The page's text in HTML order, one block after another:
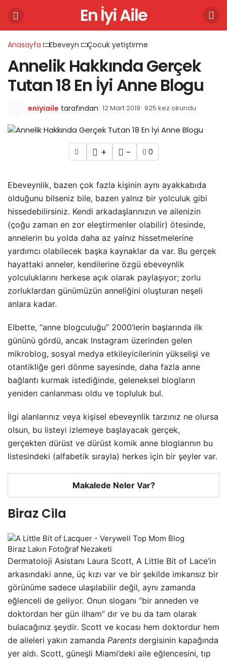
En İyi Aile
Anasayfa Ebeveyn Çocuk yetiştirme
Annelik Hakkında Gerçek
Tutan 18 En İyi Anne Blogu
eniyiaile tarafından 12 Mart 2019 925 kez okundu
+ - 0
Ebeveynlik, bazen çok fazla kişinin aynı ayakkabıda
olduğunu bilseniz bile, bazen yalnız bir yolculuk gibi
hissedebilirsiniz. Kendi arkadaşlarınızın ve ailenizin
(çoğu zaman en zor eleştirmenler olabilir) ötesinde,
annelerin bu yolda daha az yalnız hissetmelerine
yardımcı olabilecek başka kaynaklar da var. Bu gerçek
hayattaki anneler, kendilerine özgü ebeveynlik
yolculuklarını herkese açık olarak paylaşıyor; zorlu
zorluklardan günümüzün anneliğini oluşturan neşeli
anlara kadar.
Elbette, “anne blogculuğu” 2000’lerin başlarında ilk
gününü gördü, ancak Instagram üzerinden gelen
mikroblog, sosyal medya etkileyicilerinin yükselişi ve
otantikliğe geri dönme sayesinde, daha fazla anne
bağlantı kurmak istediğinde, geleneksel blogların
yeniden canlanması oldu ve topluluk bul.
İlgi alanlarınız veya kişisel ebeveynlik tarzınız ne olursa
olsun, bu listeyi izlemeye başlayacak gerçek,
gerçekten dürüst ve dürüst komik anne bloglarının bu
listesindeki (alfabetik sırayla) herkes için bir şeyler var.
Makalede Neler Var?
Biraz Cila
Biraz Lakın Fotoğraf Nezaketi
Dermatoloji Asistanı Laura Scott, A Little Bit of Lace’in
arkasındaki anne, üç kızı var ve bir şekilde imkansız bir
görünüme sadece ulaşılabilir değil, aynı zamanda
eğlenceli de geliyor. Onun sloganı “bir anneden ve
doktordan her gün ilham” dır ve bu da tam olarak
bulacağınız şeydir. Scott ve kocası hem doktordur hem
de aileleri yakın zamanda Parents dergisinin kapağında
yer aldı. Scott, güneşli Miami’deki aile eğlencesini, tıp